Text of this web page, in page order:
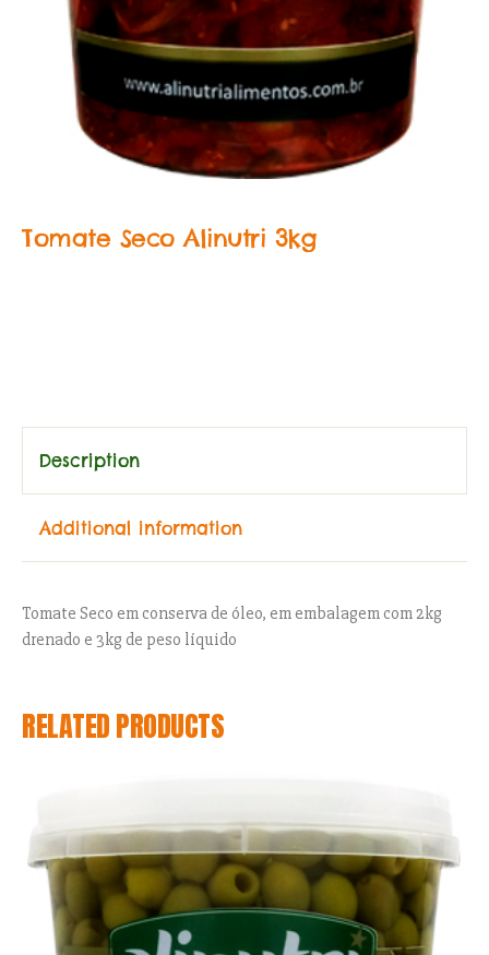
Tomate Seco Alinutri 3kg
Description
Additional information
Tomate Seco em conserva de óleo, em embalagem com 2kg
drenado e 3kg de peso líquido
RELATED PRODUCTS